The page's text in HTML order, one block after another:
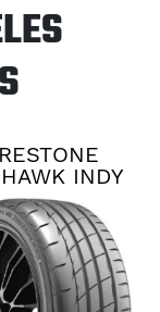
INDY
500 V2